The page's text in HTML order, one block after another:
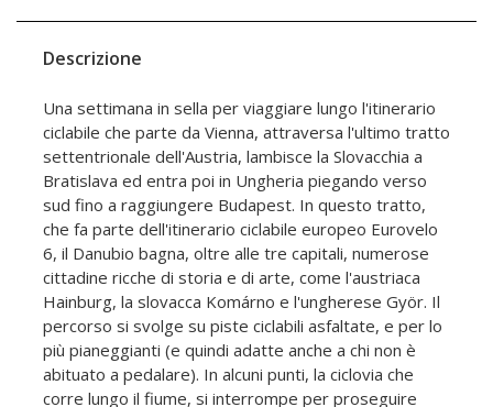
Descrizione
Una settimana in sella per viaggiare lungo l'itinerario
ciclabile che parte da Vienna, attraversa l'ultimo tratto
settentrionale dell'Austria, lambisce la Slovacchia a
Bratislava ed entra poi in Ungheria piegando verso
sud fino a raggiungere Budapest. In questo tratto,
che fa parte dell'itinerario ciclabile europeo Eurovelo
6, il Danubio bagna, oltre alle tre capitali, numerose
cittadine ricche di storia e di arte, come l'austriaca
Hainburg, la slovacca Komárno e l'ungherese Györ. Il
percorso si svolge su piste ciclabili asfaltate, e per lo
più pianeggianti (e quindi adatte anche a chi non è
abituato a pedalare). In alcuni punti, la ciclovia che
corre lungo il fiume, si interrompe per proseguire